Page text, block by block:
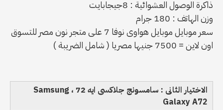
ذاكرة الوصول العشوائية : 8جيجابايت
وزن الهاتف : 180 جرام
سعر موبايل موبايل هواوى نوفا 7 على متجر نون مصر للتسوق
اون لاين = 7500 جنيها مصريا ( شامل الضريبة )
الاختيار الثانى : سامسونج جلاكسى ايه 72 ، Samsung
Galaxy A72